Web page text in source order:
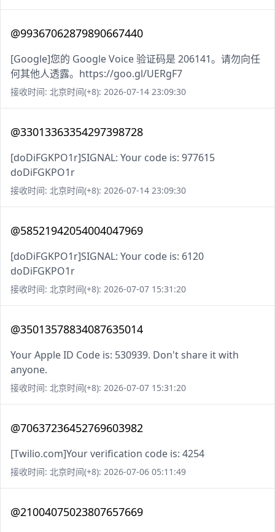
@99367062879890667440
[Google]您的 Google Voice 验证码是 206141。请勿向任
何其他人透露。https://goo.gl/UERgF7
接收时间: 北京时间(+8): 2026-07-14 23:09:30
@33013363354297398728
[doDiFGKPO1r]SIGNAL: Your code is: 977615
doDiFGKPO1r
接收时间: 北京时间(+8): 2026-07-14 23:09:30
@58521942054004047969
[doDiFGKPO1r]SIGNAL: Your code is: 6120
doDiFGKPO1r
接收时间: 北京时间(+8): 2026-07-07 15:31:20
@35013578834087635014
Your Apple ID Code is: 530939. Don't share it with
anyone.
接收时间: 北京时间(+8): 2026-07-07 15:31:20
@70637236452769603982
[Twilio.com]Your verification code is: 4254
接收时间: 北京时间(+8): 2026-07-06 05:11:49
@21004075023807657669